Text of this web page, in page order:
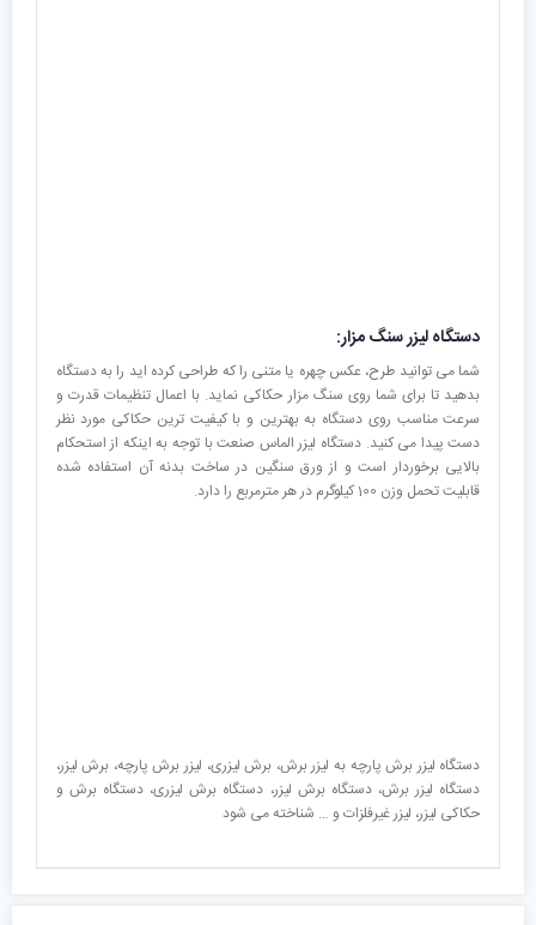
دستگاه لیزر سنگ مزار:
شما می توانید طرح، عکس چهره یا متنی را که طراحی کرده اید را به دستگاه
بدهید تا برای شما روی سنگ مزار حکاکی نماید. با اعمال تنظیمات قدرت و
سرعت مناسب روی دستگاه به بهترین و با کیفیت ترین حکاکی مورد نظر
دست پیدا می کنید. دستگاه لیزر الماس صنعت با توجه به اینکه از استحکام
بالایی برخوردار است و از ورق سنگین در ساخت بدنه آن استفاده شده
قابلیت تحمل وزن 100 کیلوگرم در هر مترمربع را دارد.
دستگاه لیزر برش پارچه به لیزر برش، برش لیزری، لیزر برش پارچه، برش لیزر،
دستگاه لیزر برش، دستگاه برش لیزر، دستگاه برش لیزری، دستگاه برش و
حکاکی لیزر، لیزر غیرفلزات و … شناخته می شود